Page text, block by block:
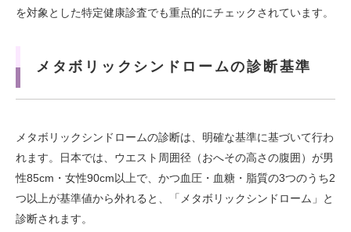
を対象とした特定健康診査でも重点的にチェックされています。
メタボリックシンドロームの診断基準
メタボリックシンドロームの診断は、明確な基準に基づいて行わ
れます。日本では、ウエスト周囲径（おへその高さの腹囲）が男
性85cm・女性90cm以上で、かつ血圧・血糖・脂質の3つのうち2
つ以上が基準値から外れると、「メタボリックシンドローム」と
診断されます。